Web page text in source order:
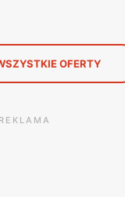
OFERTY
REKLAMA